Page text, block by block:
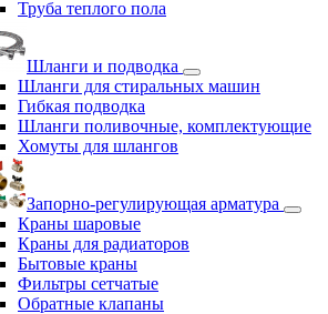
Труба теплого пола
Шланги и подводка
Шланги для стиральных машин
Гибкая подводка
Шланги поливочные, комплектующие
Хомуты для шлангов
Запорно-регулирующая арматура
Краны шаровые
Краны для радиаторов
Бытовые краны
Фильтры сетчатые
Обратные клапаны